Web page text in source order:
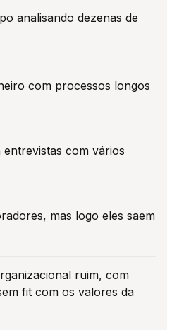
analisando dezenas de
com processos longos
entrevistas com vários
mas logo eles saem
ruim, com
fit com os valores da